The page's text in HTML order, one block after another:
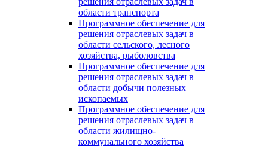
области транспорта
Программное обеспечение для
решения отраслевых задач в
области сельского, лесного
хозяйства, рыболовства
Программное обеспечение для
решения отраслевых задач в
области добычи полезных
ископаемых
Программное обеспечение для
решения отраслевых задач в
области жилищно-
коммунального хозяйства